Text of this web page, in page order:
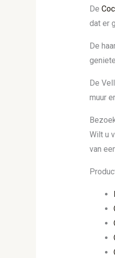
De
dat er
De
De
muur
Wilt u
van